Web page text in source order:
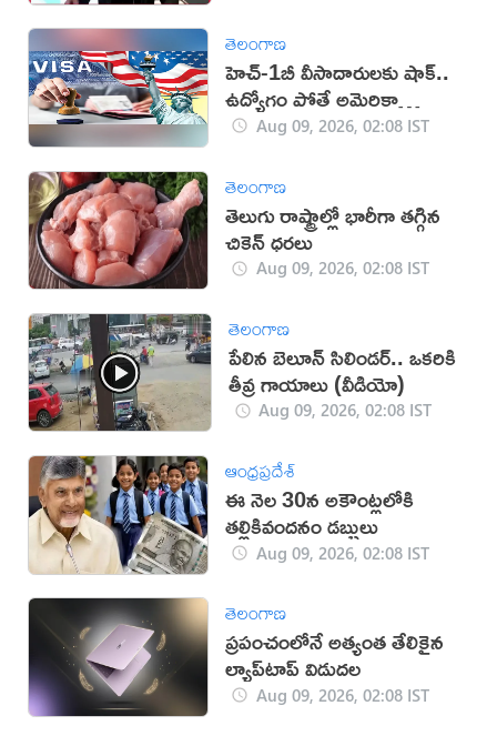
తెలంగాణ
హెచ్-1బీ వీసాదారులకు షాక్..
ఉద్యోగం పోతే అమెరికా
వీడాల్సిందే!
Aug 09, 2026, 02:08 IST
తెలంగాణ
తెలుగు రాష్ట్రాల్లో భారీగా తగ్గిన
చికెన్ ధరలు
Aug 09, 2026, 02:08 IST
తెలంగాణ
పేలిన బెలూన్ సిలిండర్.. ఒకరికి
తీవ్ర గాయాలు (వీడియో)
Aug 09, 2026, 02:08 IST
ఆంధ్రప్రదేశ్
ఈ నెల 30న అకౌంట్లలోకి
తల్లికివందనం డబ్బులు
Aug 09, 2026, 02:08 IST
తెలంగాణ
ప్రపంచంలోనే అత్యంత తేలికైన
ల్యాప్‌టాప్ విడుదల
Aug 09, 2026, 02:08 IST